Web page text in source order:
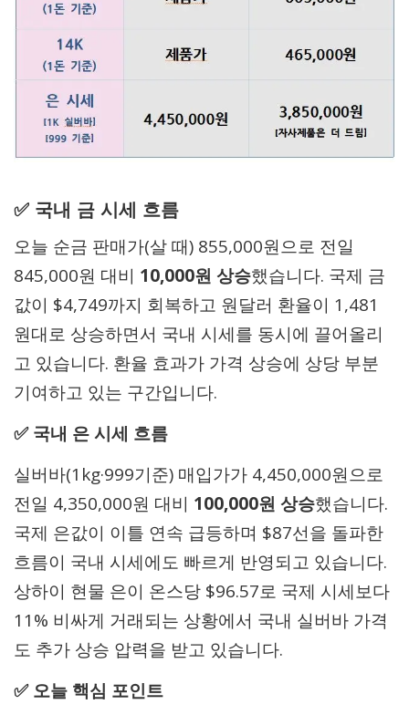
✅ 국내 금 시세 흐름
오늘 순금 판매가(살 때) 855,000원으로 전일
845,000원 대비 10,000원 상승했습니다. 국제 금
값이 $4,749까지 회복하고 원달러 환율이 1,481
원대로 상승하면서 국내 시세를 동시에 끌어올리
고 있습니다. 환율 효과가 가격 상승에 상당 부분
기여하고 있는 구간입니다.
✅ 국내 은 시세 흐름
실버바(1kg·999기준) 매입가가 4,450,000원으로
전일 4,350,000원 대비 100,000원 상승했습니다.
국제 은값이 이틀 연속 급등하며 $87선을 돌파한
흐름이 국내 시세에도 빠르게 반영되고 있습니다.
상하이 현물 은이 온스당 $96.57로 국제 시세보다
11% 비싸게 거래되는 상황에서 국내 실버바 가격
도 추가 상승 압력을 받고 있습니다.
✅ 오늘 핵심 포인트